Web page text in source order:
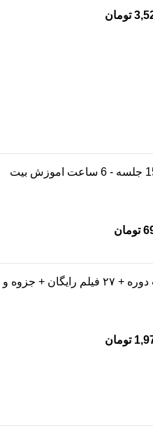
تومان
آموزش بیت باکس در 15 جلسه - 6 ساعت اموزش بیت
تومان
آموزش دف [۱۰ ساعت دوره + ۲۷ فیلم رایگان + جزوه و
تومان